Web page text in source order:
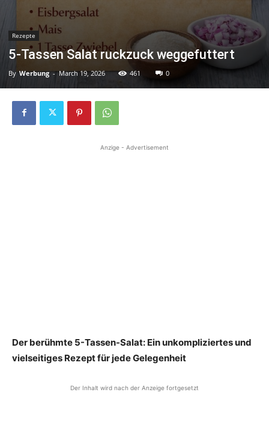
Rezepte
5-Tassen Salat ruckzuck weggefuttert
By Werbung - March 19, 2026 461 0
Anzige - Advertisement
Der berühmte 5-Tassen-Salat: Ein unkompliziertes und
vielseitiges Rezept für jede Gelegenheit
Der Inhalt wird nach der Anzeige fortgesetzt